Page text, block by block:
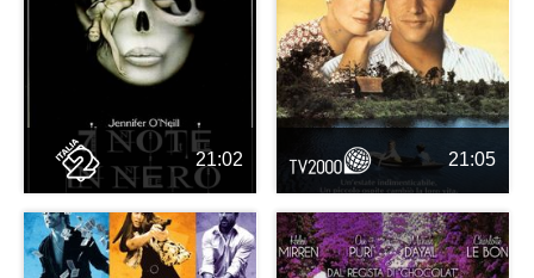
21:02 21:05